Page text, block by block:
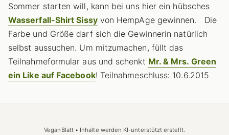
Sommer starten will, kann bei uns hier ein hübsches
Wasserfall-Shirt Sissyvon HempAge gewinnen.
Die
Farbe und Größe darf sich die Gewinnerin natürlich
selbst aussuchen. Um mitzumachen, füllt das
Teilnahmeformular aus und schenkt Mr. & Mrs. Green
ein Like auf Facebook! Teilnahmeschluss: 10.6.2015
VeganBlatt • Inhalte werden KI-unterstützt erstellt.